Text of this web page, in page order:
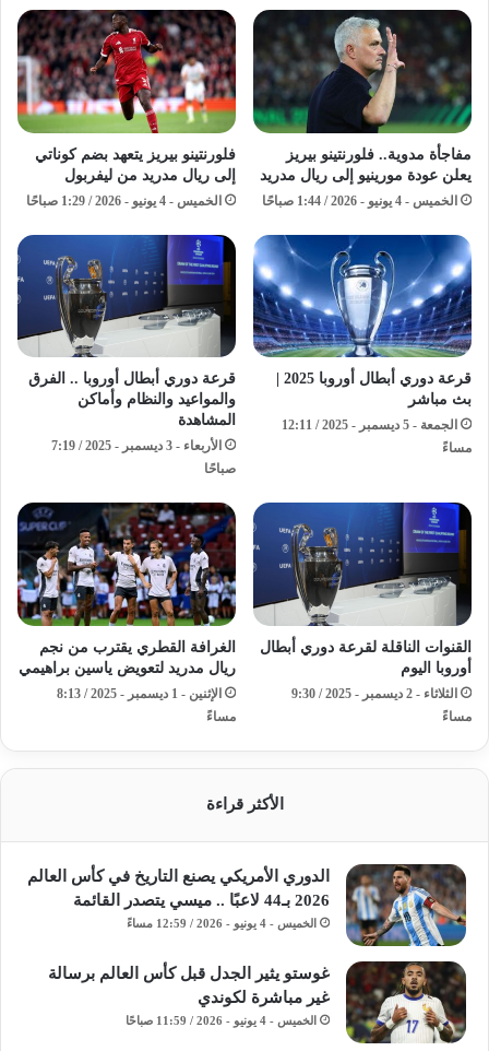
مفاجأة مدوية.. فلورنتينو بيريز
يعلن عودة مورينيو إلى ريال مدريد
الخميس - 4 يونيو - 2026 / 1:44 صباحًا
فلورنتينو بيريز يتعهد بضم كوناتي
إلى ريال مدريد من ليفربول
الخميس - 4 يونيو - 2026 / 1:29 صباحًا
قرعة دوري أبطال أوروبا 2025 |
بث مباشر
الجمعة - 5 ديسمبر - 2025 / 12:11
مساءً
قرعة دوري أبطال أوروبا .. الفرق
والمواعيد والنظام وأماكن
المشاهدة
الأربعاء - 3 ديسمبر - 2025 / 7:19
صباحًا
القنوات الناقلة لقرعة دوري أبطال
أوروبا اليوم
الثلاثاء - 2 ديسمبر - 2025 / 9:30
مساءً
الغرافة القطري يقترب من نجم
ريال مدريد لتعويض ياسين براهيمي
الإثنين - 1 ديسمبر - 2025 / 8:13
مساءً
الأكثر قراءة
الدوري الأمريكي يصنع التاريخ في كأس العالم
2026 بـ44 لاعبًا .. ميسي يتصدر القائمة
الخميس - 4 يونيو - 2026 / 12:59 مساءً
غوستو يثير الجدل قبل كأس العالم برسالة
غير مباشرة لكوندي
الخميس - 4 يونيو - 2026 / 11:59 صباحًا